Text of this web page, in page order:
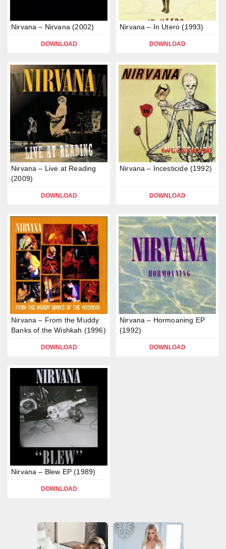
Nirvana – Nirvana (2002)
DOWNLOAD
Nirvana – In Utero (1993)
DOWNLOAD
Nirvana – Live at Reading
(2009)
DOWNLOAD
Nirvana – Incesticide (1992)
DOWNLOAD
Nirvana – From the Muddy
Banks of the Wishkah (1996)
DOWNLOAD
Nirvana – Hormoaning EP
(1992)
DOWNLOAD
Nirvana – Blew EP (1989)
DOWNLOAD